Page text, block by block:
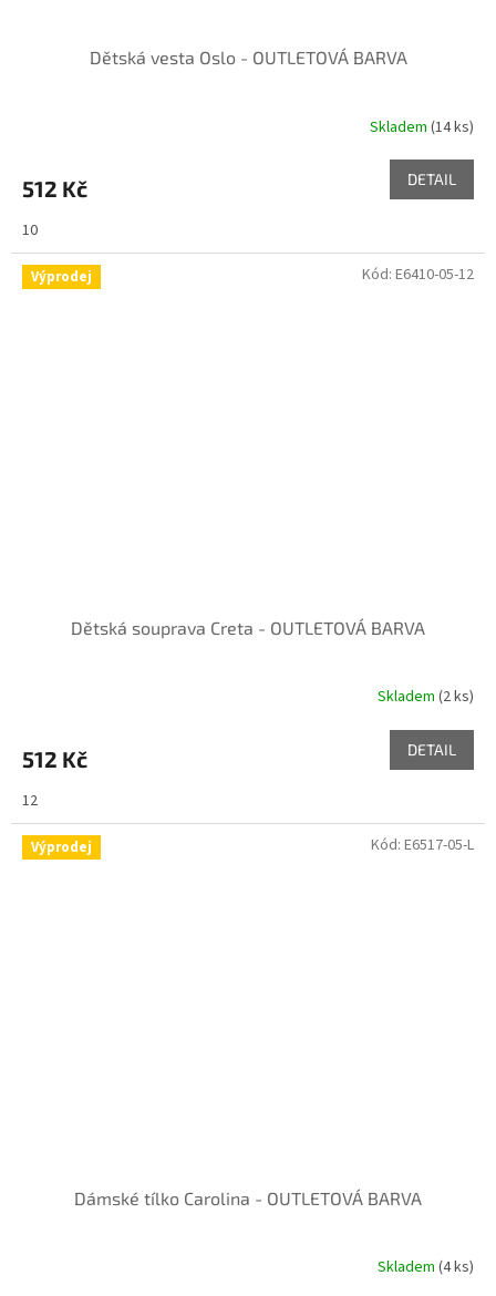
Dětská vesta Oslo - OUTLETOVÁ BARVA
Skladem (14 ks)
512 Kč DETAIL
10
Výprodej
Dětská souprava Creta - OUTLETOVÁ BARVA
Skladem (2 ks)
512 Kč DETAIL
12
Kód: E6410-05-12
Výprodej
Dámské tílko Carolina - OUTLETOVÁ BARVA
Skladem (4 ks)
Kód: E6517-05-L